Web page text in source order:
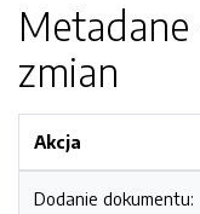
zmian
Akcja
Dodanie dokumentu: